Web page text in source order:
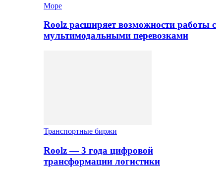
Море
Roolz расширяет возможности работы с
мультимодальными перевозками
Транспортные биржи
Roolz — 3 года цифровой
трансформации логистики